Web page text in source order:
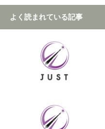
よく読まれている記事